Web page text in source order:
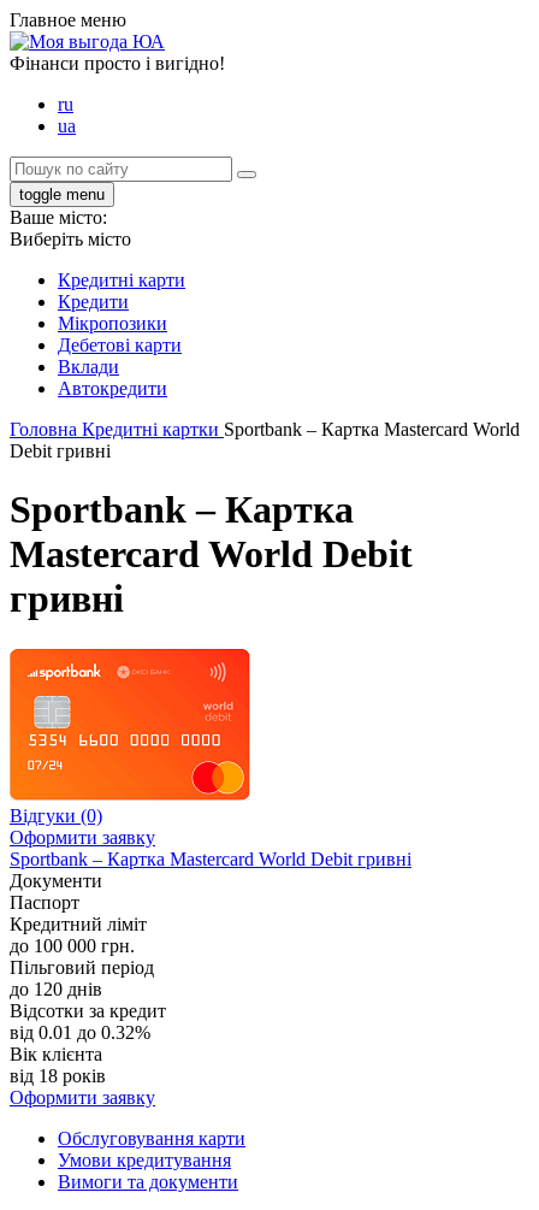
Главное меню
Фінанси просто і вигідно!
ru
ua
toggle menu
Ваше місто:
Виберіть місто
Кредитні карти
Кредити
Мікропозики
Дебетові карти
Вклади
Автокредити
Головна Кредитні картки Sportbank – Картка Mastercard World
Debit гривні
Sportbank – Картка
Mastercard World Debit
гривні
Відгуки (0)
Оформити заявку
Sportbank – Картка Mastercard World Debit гривні
Документи
Паспорт
Кредитний ліміт
до 100 000 грн.
Пільговий період
до 120 днів
Відсотки за кредит
від 0.01 до 0.32%
Вік клієнта
від 18 років
Оформити заявку
Обслуговування карти
Умови кредитування
Вимоги та документи